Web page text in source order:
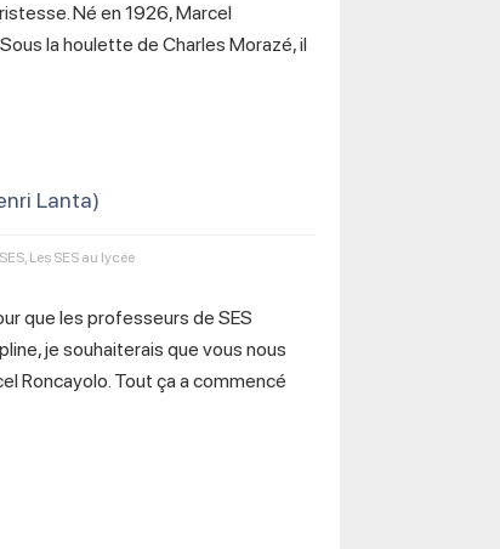
Né en 1926, Marcel
la houlette de Charles Morazé, il
Lanta)
, Les SES au lycée
que les professeurs de SES
je souhaiterais que vous nous
Roncayolo. Tout ça a commencé